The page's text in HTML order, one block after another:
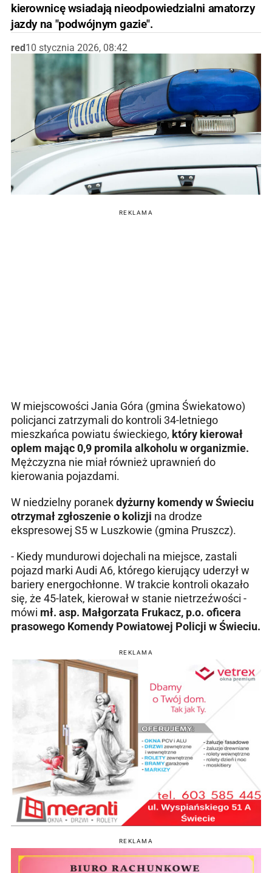
kierownicę wsiadają nieodpowiedzialni amatorzy
jazdy na "podwójnym gazie".
red10 stycznia 2026, 08:42
REKLAMA
W miejscowości Jania Góra (gmina Świekatowo)
policjanci zatrzymali do kontroli 34-letniego
mieszkańca powiatu świeckiego, który kierował
oplem mając 0,9 promila alkoholu w organizmie.
Mężczyzna nie miał również uprawnień do
kierowania pojazdami.
W niedzielny poranekdyżurny komendy w Świeciu
otrzymał zgłoszenie o kolizji na drodze
ekspresowej S5 w Luszkowie (gmina Pruszcz).
- Kiedy mundurowi dojechali na miejsce, zastali
pojazd marki Audi A6, którego kierujący uderzył w
bariery energochłonne. W trakcie kontroli okazało
się, że 45-latek, kierował w stanie nietrzeźwości -
mówi mł. asp. Małgorzata Frukacz, p.o. oficera
prasowego Komendy Powiatowej Policji w Świeciu.
REKLAMA
REKLAMA